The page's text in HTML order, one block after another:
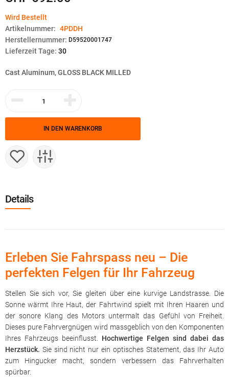
Wird Bestellt
Artikelnummer: 4PDDH
Herstellernummer: D59520001747
Lieferzeit Tage: 30
Cast Aluminum, GLOSS BLACK MILLED
IN DEN WARENKORB
Details
Erleben Sie Fahrspass neu – Die
perfekten Felgen für Ihr Fahrzeug
Stellen Sie sich vor, Sie gleiten über eine kurvige Landstrasse. Die
Sonne wärmt Ihre Haut, der Fahrtwind spielt mit Ihren Haaren und
der sonore Klang des Motors untermalt das Gefühl von Freiheit.
Dieses pure Fahrvergnügen wird massgeblich von den Komponenten
Ihres Fahrzeugs beeinflusst. Hochwertige Felgen sind dabei das
Herzstück. Sie sind nicht nur ein optisches Statement, das Ihr Auto
zum Hingucker macht, sondern verbessern das Fahrverhalten
spürbar.